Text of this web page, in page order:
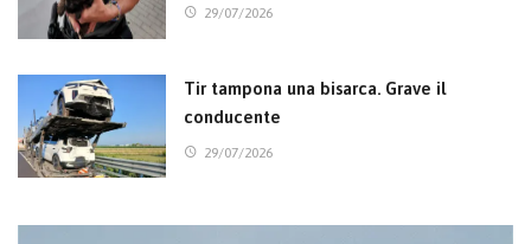
29/07/2026
Tir tampona una bisarca. Grave il
conducente
29/07/2026